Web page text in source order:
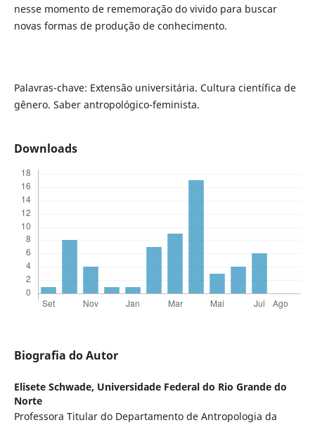
nesse momento de rememoração do vivido para buscar
novas formas de produção de conhecimento.
Palavras-chave: Extensão universitária. Cultura científica de
gênero. Saber antropológico-feminista.
Downloads
Biografia do Autor
Elisete Schwade, Universidade Federal do Rio Grande do
Norte
Professora Titular do Departamento de Antropologia da